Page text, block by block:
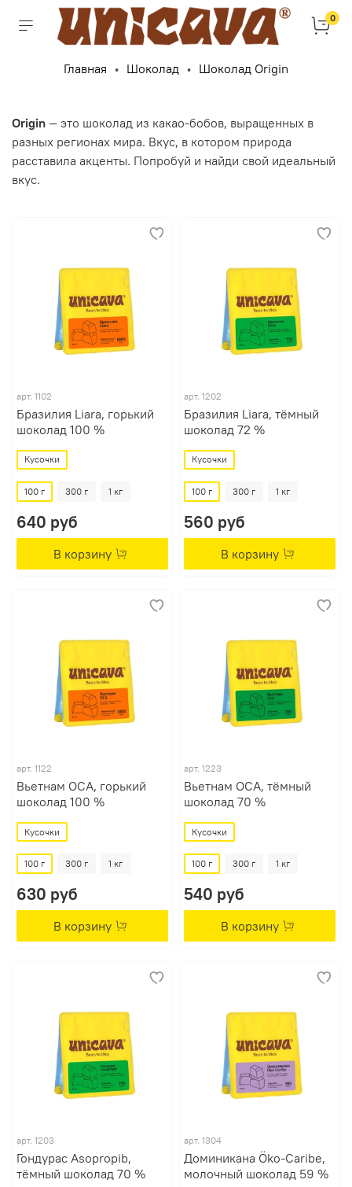
0
Главная Шоколад Шоколад Origin
Origin — это шоколад из какао-бобов, выращенных в
разных регионах мира. Вкус, в котором природа
расставила акценты. Попробуй и найди свой идеальный
вкус.
арт. 1102
Бразилия Liara, горький
шоколад 100 %
Кусочки
100 г 300 г 1 кг
640 руб
В корзину
арт. 1202
Бразилия Liara, тёмный
шоколад 72 %
Кусочки
100 г 300 г 1 кг
560 руб
В корзину
арт. 1122
Вьетнам OCA, горький
шоколад 100 %
Кусочки
100 г 300 г 1 кг
630 руб
В корзину
арт. 1223
Вьетнам OCA, тёмный
шоколад 70 %
Кусочки
100 г 300 г 1 кг
540 руб
В корзину
арт. 1203
Гондурас Asopropib,
тёмный шоколад 70 %
арт. 1304
Доминикана Öko-Caribe,
молочный шоколад 59 %